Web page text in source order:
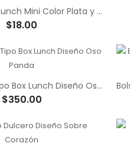
Caja Tipo Box Lunch Mini Color Plata y Dorado Acabado Cromado
$18.00
Caja Cartón Tipo Box Lunch Diseño Oso Panda
$350.00